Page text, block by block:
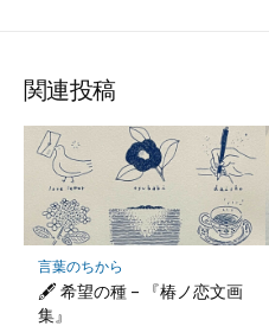
ア
マ
ー
ク
に
保
存
関連投稿
言葉のちから
🖋 希望の種 – 『椿ノ恋文画
集』